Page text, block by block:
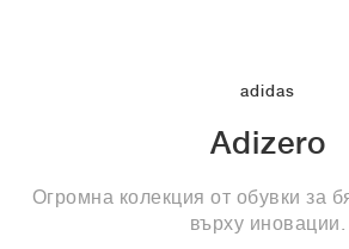
adidas
Adizero
Огромна колекция от обувки за
върху иновации.